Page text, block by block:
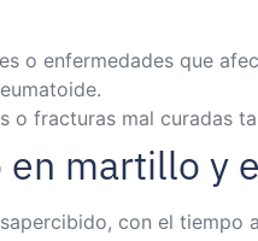
o enfermedades que
o fracturas mal curadas
martillo y
con el tiempo